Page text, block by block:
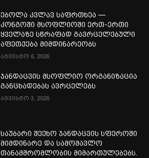
ებოლა კვლავ საფრთხეა —
კონგოში მსოფლიოში ერთ-ერთი
ყველაზე სწრაფად გავრცელებული
აფეთქება მიმდინარეობს
აგვისტო 6, 2026
ჯანდაცვის მსოფლიო ორგანიზაცია
განცხადებას ავრცელებს
აგვისტო 3, 2026
საუბარი შეეხო ჯანდაცვის სფეროში
მიმდინარე და სამომავლო
თანამშრომლობის მიმართულებებს.